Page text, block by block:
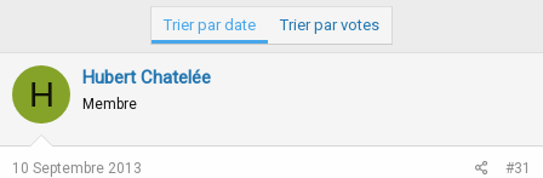
n
Trier par date Trier par votes
H Hubert Chatelée
Membre
10 Septembre 2013 #31